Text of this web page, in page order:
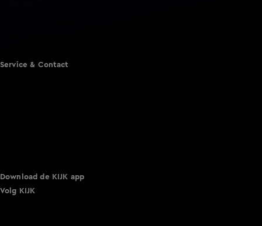
Service & Contact
Download de KIJK app
Volg KIJK